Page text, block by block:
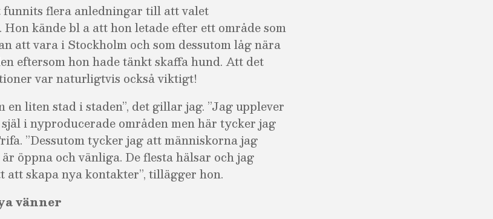
funnits flera anledningar till att valet
kände bl a att hon letade efter ett område som
att vara i Stockholm och som dessutom låg nära
eftersom hon hade tänkt skaffa hund. Att det
var naturligtvis också viktigt!
en liten stad i staden”, det gillar jag. ”Jag upplever
i nyproducerade områden men här tycker jag
”Dessutom tycker jag att människorna jag
öppna och vänliga. De flesta hälsar och jag
att skapa nya kontakter”,tillägger hon.
vänner